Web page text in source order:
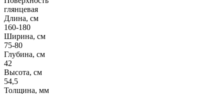
глянцевая
Длина, см
160-180
Ширина, см
75-80
Глубина, см
42
Высота, см
54,5
Толщина, мм